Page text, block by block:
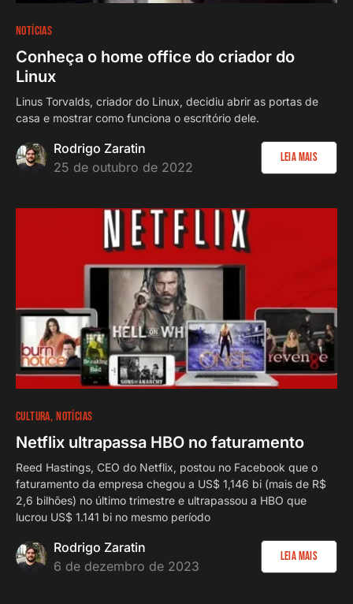
NOTÍCIAS
Conheça o home office do criador do
Linux
Linus Torvalds, criador do Linux, decidiu abrir as portas de
casa e mostrar como funciona o escritório dele.
Rodrigo Zaratin
25 de outubro de 2022
Leia Mais
CULTURA NOTÍCIAS
Netflix ultrapassa HBO no faturamento
Reed Hastings, CEO do Netflix, postou no Facebook que o
faturamento da empresa chegou a US$ 1,146 bi (mais de R$
2,6 bilhões) no último trimestre e ultrapassou a HBO que
lucrou US$ 1.141 bi no mesmo período
Rodrigo Zaratin
6 de dezembro de 2023
Leia Mais